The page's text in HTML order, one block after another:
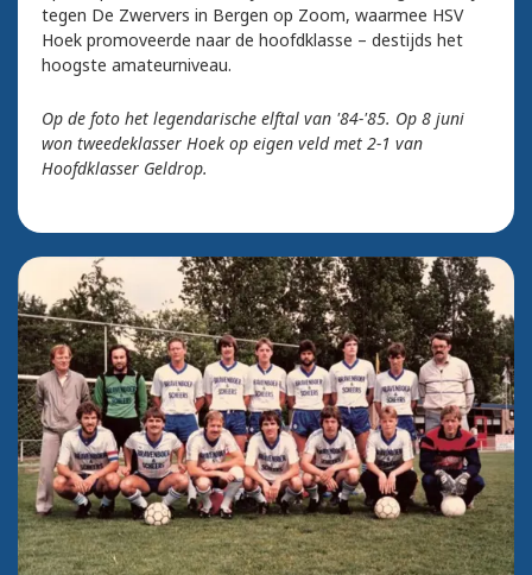
tegen De Zwervers in Bergen op Zoom, waarmee HSV
Hoek promoveerde naar de hoofdklasse – destijds het
hoogste amateurniveau.
Op de foto het legendarische elftal van '84-'85. Op 8 juni
won tweedeklasser Hoek op eigen veld met 2-1 van
Hoofdklasser Geldrop.